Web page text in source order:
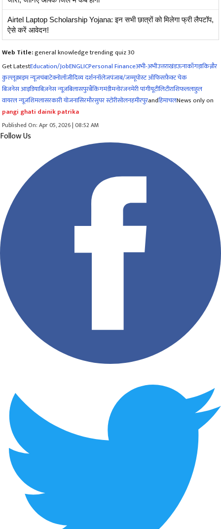
Airtel Laptop Scholarship Yojana: इन सभी छात्रों को मिलेगा फ्री लैपटॉप,
ऐसे करें आवेदन!
Web Title:general knowledge trending quiz 30
Get LatestEducation/JobENGLICPersonal Financeअभी-अभीउत्तराखंडऊनाकाँगड़ाकिन्नौर
कुल्लूक्राइम न्यूजचंबाटेक्नोलॉजीदिव्य दर्शननॉलेजपंजाब/जम्मूपोस्ट ऑफिसफ़ैक्ट चेक
बिजनेस आइडियाबिज़नेस न्यूज़बिलासपुरबैंकिंगमंडीमनोरंजनमेरी पांगीयूटीलिटीराशिफललाहुल
वायरल न्यूज़शिमलासरकारी योजनासिरमौरसुपर स्टोरीसोलनहमीरपुरandहिमाचलNews only on
pangi ghati dainik patrika
Published On: Apr 05, 2026 | 08:52 AM
Follow Us